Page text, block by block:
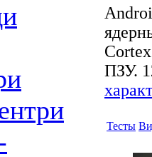
ПЗУ.
Тесты